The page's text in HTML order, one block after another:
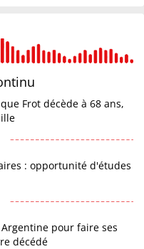
Frot décède à 68 ans,
: opportunité d'études
pour faire ses
décédé